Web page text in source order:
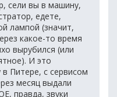
сели вы в машину,
едете,
лампой (значит,
какое-то время
вырубился (или
И это
Питере, с сервисом
месяц выдали
правда, звуки